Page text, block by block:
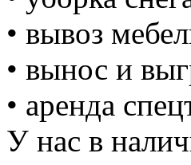
• вывоз
• вынос и
• аренда
У нас в